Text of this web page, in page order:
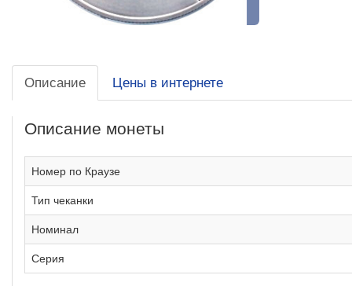
Описание Цены в интернете
Описание монеты
Номер по Краузе
Тип чеканки
Номинал
Серия